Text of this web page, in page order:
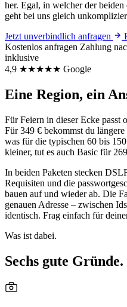
her. Egal, in welcher der
geht bei uns gleich
Jetzt unverbindlich anfragen
Kostenlos anfragen Zahlung
inklusive
4,9 ★★★★★ Google
Eine Region, ein
Für Feiern in dieser Ecke passt
Für 349 € bekommst du
was für die typischen 60 bis
kleiner, tut es auch Basic für
In beiden Paketen stecken
Requisiten und die
bauen auf und wieder ab. Die
genauen Adresse – zwischen
identisch. Frag einfach für
Was ist dabei.
Sechs gute Gründe.